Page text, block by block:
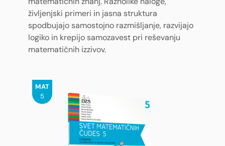
življenjski primeri in jasna struktura
spodbujajo samostojno razmišljanje, razvijajo
logiko in krepijo samozavest pri reševanju
matematičnih izzivov.
MAT
5